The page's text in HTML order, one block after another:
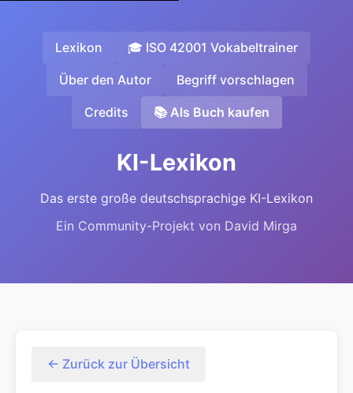
Lexikon 🎓 ISO 42001 Vokabeltrainer
Über den Autor Begriff vorschlagen
Credits 📚 Als Buch kaufen
KI-Lexikon
Das erste große deutschsprachige KI-Lexikon
Ein Community-Projekt von David Mirga
← Zurück zur Übersicht